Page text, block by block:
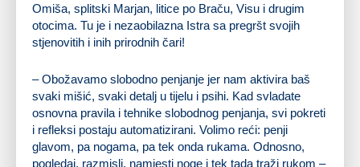
Omiša, splitski Marjan, litice po Braču, Visu i drugim
otocima. Tu je i nezaobilazna Istra sa pregršt svojih
stjenovitih i inih prirodnih čari!
– Obožavamo slobodno penjanje jer nam aktivira baš
svaki mišić, svaki detalj u tijelu i psihi. Kad svladate
osnovna pravila i tehnike slobodnog penjanja, svi pokreti
i refleksi postaju automatizirani. Volimo reći: penji
glavom, pa nogama, pa tek onda rukama. Odnosno,
pogledaj, razmisli, namjesti noge i tek tada traži rukom –